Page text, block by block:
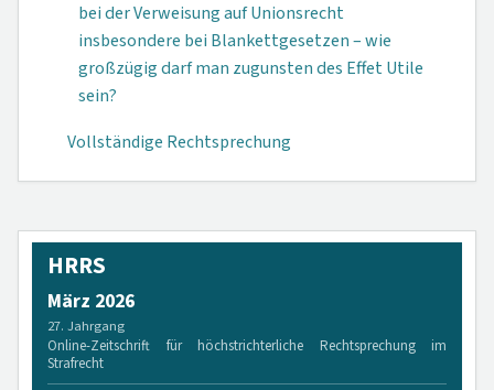
bei der Verweisung auf Unionsrecht
insbesondere bei Blankettgesetzen – wie
großzügig darf man zugunsten des Effet Utile
sein?
Vollständige Rechtsprechung
HRRS
März 2026
27. Jahrgang
Online-Zeitschrift für höchstrichterliche Rechtsprechung im
Strafrecht